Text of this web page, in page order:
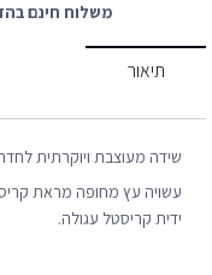
משלוח חינם בהזמנה מעל 300
תיאור
שידה מעוצבת ויוקרתית
עשויה עץ מחופה מראת
ידית קריסטל עגולה.